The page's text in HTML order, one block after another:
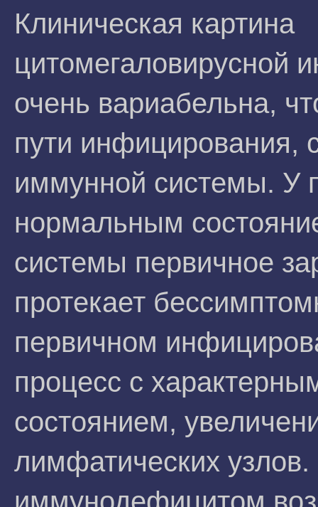
Клиническая картина
цитомегаловирусной
очень вариабельна,
пути инфицирования,
иммунной системы. У
нормальным
системы первичное
протекает
первичном
процесс с
состоянием,
лимфатических